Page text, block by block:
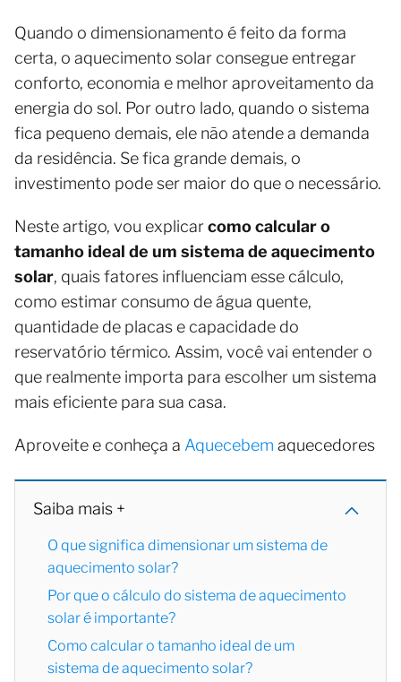
Quando o dimensionamento é feito da forma
certa, o aquecimento solar consegue entregar
conforto, economia e melhor aproveitamento da
energia do sol. Por outro lado, quando o sistema
fica pequeno demais, ele não atende a demanda
da residência. Se fica grande demais, o
investimento pode ser maior do que o necessário.
Neste artigo, vou explicarcomo calcular o
tamanho ideal de um sistema de aquecimento
solar, quais fatores influenciam esse cálculo,
como estimar consumo de água quente,
quantidade de placas e capacidade do
reservatório térmico. Assim, você vai entender o
que realmente importa para escolher um sistema
mais eficiente para sua casa.
Aproveite e conheça a Aquecebem aquecedores
Saiba mais +
O que significa dimensionar um sistema de
aquecimento solar?
Por que o cálculo do sistema de aquecimento
solar é importante?
Como calcular o tamanho ideal de um
sistema de aquecimento solar?